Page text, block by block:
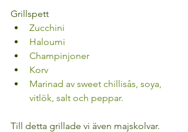
Grillspett
Zucchini
Haloumi
Champinjoner
Korv
Marinad av sweet chillisås, soya,
vitlök, salt och peppar.
Till detta grillade vi även majskolvar.